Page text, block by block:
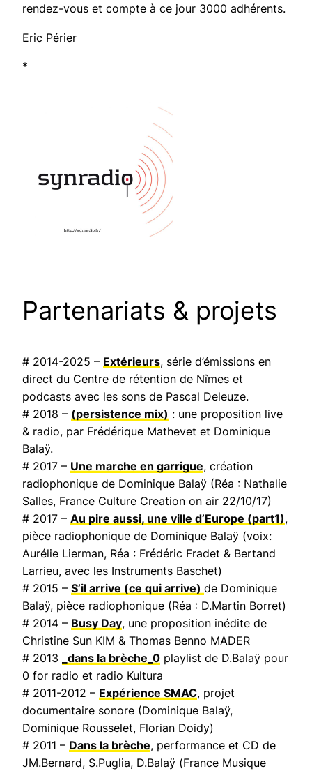
rendez-vous et compte à ce jour 3000 adhérents.
Eric Périer
*
Partenariats & projets
# 2014-2025 – Extérieurs, série d’émissions en
direct du Centre de rétention de Nîmes et
podcasts avec les sons de Pascal Deleuze.
# 2018 – (persistence mix) : une proposition live
& radio, par Frédérique Mathevet et Dominique
Balaÿ.
# 2017 – Une marche en garrigue, création
radiophonique de Dominique Balaÿ (Réa : Nathalie
Salles, France Culture Creation on air 22/10/17)
# 2017 – Au pire aussi, une ville d’Europe (part1),
pièce radiophonique de Dominique Balaÿ (voix:
Aurélie Lierman, Réa : Frédéric Fradet & Bertand
Larrieu, avec les Instruments Baschet)
# 2015 – S’il arrive (ce qui arrive) de Dominique
Balaÿ, pièce radiophonique (Réa : D.Martin Borret)
# 2014 – Busy Day, une proposition inédite de
Christine Sun KIM & Thomas Benno MADER
# 2013
_dans la brèche_0 playlist de D.Balaÿ pour
0 for radio et radio Kultura
# 2011-2012 – Expérience SMAC, projet
documentaire sonore (Dominique Balaÿ,
Dominique Rousselet, Florian Doidy)
# 2011 – Dans la brèche, performance et CD de
JM.Bernard, S.Puglia, D.Balaÿ (France Musique